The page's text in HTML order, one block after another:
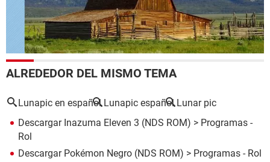
ALREDEDOR DEL MISMO TEMA
Lunapic en español Lunapic español Lunar pic
Descargar Inazuma Eleven 3 (NDS ROM) > Programas -
Rol
Descargar Pokémon Negro (NDS ROM) > Programas - Rol